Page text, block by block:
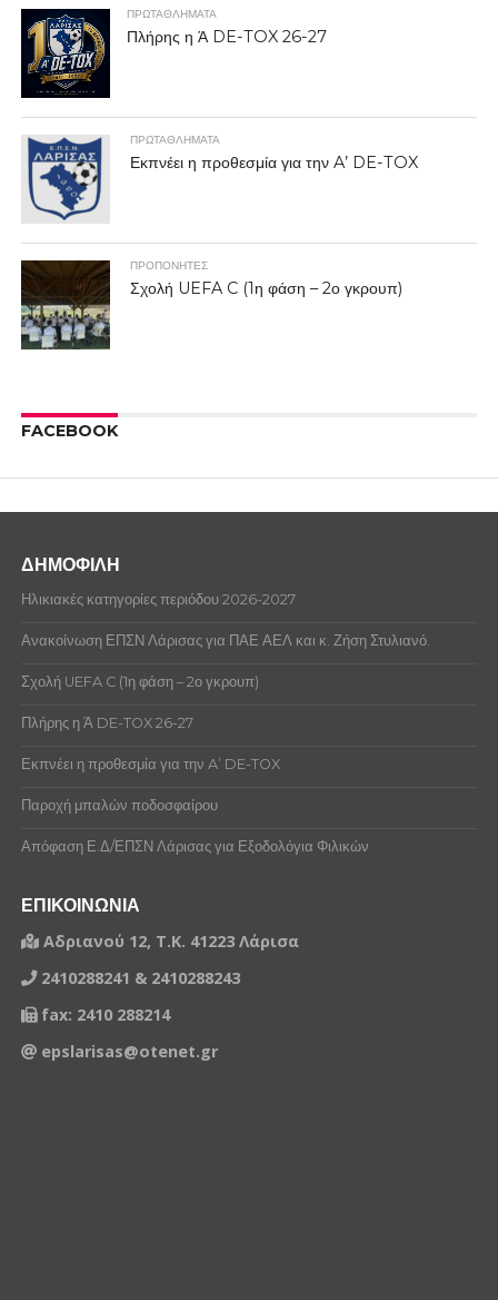
ΠΡΩΤΑΘΛΉΜΑΤΑ
Πλήρης η Ά DE-TOX 26-27
ΠΡΩΤΑΘΛΉΜΑΤΑ
Εκπνέει η προθεσμία για την A’ DE-TOX
ΠΡΟΠΟΝΗΤΈΣ
Σχολή UEFA C (1η φάση – 2ο γκρουπ)
FACEBOOK
ΔΗΜΟΦΙΛΗ
Ηλικιακές κατηγορίες περιόδου 2026-2027
Ανακοίνωση ΕΠΣΝ Λάρισας για ΠΑΕ ΑΕΛ και κ. Ζήση Στυλιανό.
Σχολή UEFA C (1η φάση – 2ο γκρουπ)
Πλήρης η Ά DE-TOX 26-27
Εκπνέει η προθεσμία για την A’ DE-TOX
Παροχή μπαλών ποδοσφαίρου
Απόφαση Ε.Δ/ΕΠΣΝ Λάρισας για Εξοδολόγια Φιλικών
ΕΠΙΚΟΙΝΩΝΙΑ
Αδριανού 12, Τ.Κ. 41223 Λάρισα
2410288241 & 2410288243
fax: 2410 288214
epslarisas@otenet.gr